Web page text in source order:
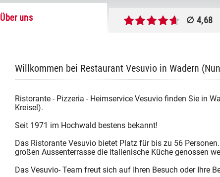
Über uns ∅ 4,68
Willkommen bei Restaurant Vesuvio in Wadern
Ristorante - Pizzeria - Heimservice Vesuvio finden Sie in
Kreisel).
Seit 1971 im Hochwald bestens bekannt!
Das Ristorante Vesuvio bietet Platz für bis zu 56
großen Aussenterrasse die italienische Küche genossen
Das Vesuvio- Team freut sich auf Ihren Besuch oder Ihre